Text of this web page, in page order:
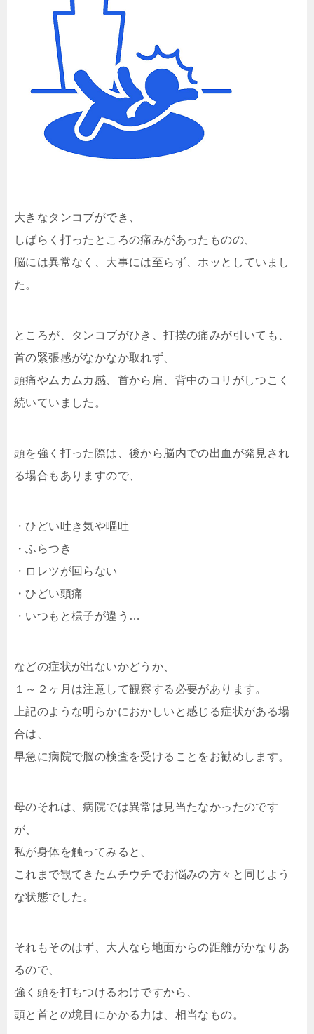
大きなタンコブができ、
しばらく打ったところの痛みがあったものの、
脳には異常なく、大事には至らず、ホッとしていまし
た。
ところが、タンコブがひき、打撲の痛みが引いても、
首の緊張感がなかなか取れず、
頭痛やムカムカ感、首から肩、背中のコリがしつこく
続いていました。
頭を強く打った際は、後から脳内での出血が発見され
る場合もありますので、
・ひどい吐き気や嘔吐
・ふらつき
・ロレツが回らない
・ひどい頭痛
・いつもと様子が違う…
などの症状が出ないかどうか、
１～２ヶ月は注意して観察する必要があります。
上記のような明らかにおかしいと感じる症状がある場
合は、
早急に病院で脳の検査を受けることをお勧めします。
母のそれは、病院では異常は見当たなかったのです
が、
私が身体を触ってみると、
これまで観てきたムチウチでお悩みの方々と同じよう
な状態でした。
それもそのはず、大人なら地面からの距離がかなりあ
るので、
強く頭を打ちつけるわけですから、
頭と首との境目にかかる力は、相当なもの。